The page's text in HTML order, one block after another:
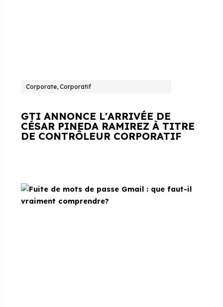
Corporate, Corporatif
GTI ANNONCE L'ARRIVÉE DE
CÉSAR PINEDA RAMIREZ À TITRE
DE CONTRÔLEUR CORPORATIF